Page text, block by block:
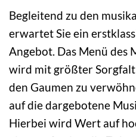
Begleitend zu den
erwartet Sie ein
Angebot. Das Menü des
wird mit größter
den Gaumen zu
auf die dargebotene
Hierbei wird Wert auf